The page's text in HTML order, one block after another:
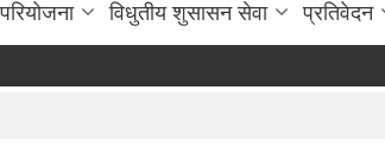
विधुतीय शुसासन सेवा प्रतिवेदन